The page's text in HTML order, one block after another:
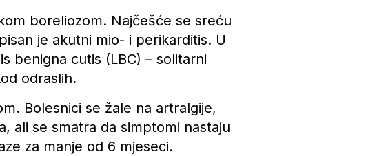
boreliozom. Najčešće se sreću
je akutni mio- i perikarditis. U
benigna cutis (LBC) – solitarni
odraslih.
Bolesnici se žale na artralgije,
ali se smatra da simptomi nastaju
za manje od 6 mjeseci.